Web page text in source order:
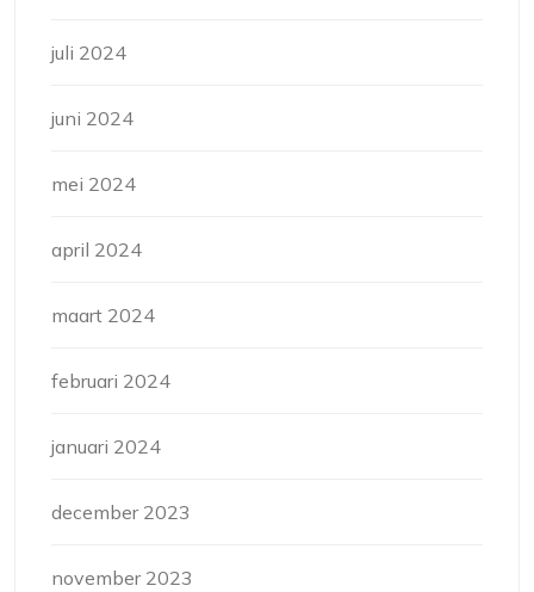
juli 2024
juni 2024
mei 2024
april 2024
maart 2024
februari 2024
januari 2024
december 2023
november 2023